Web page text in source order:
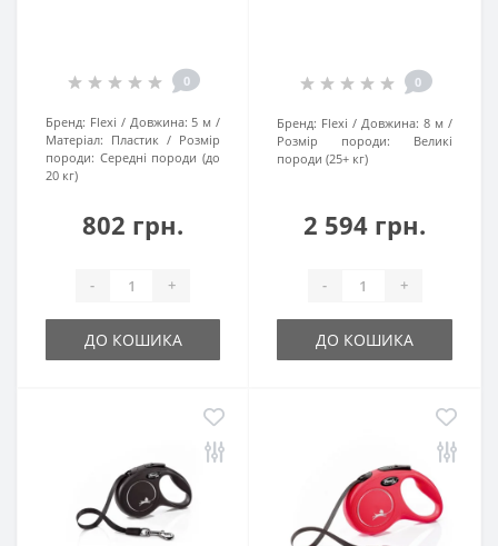
0
Бренд: Flexi Довжина: 5 м
Матеріал: Пластик
Розмір
породи: Середні породи (до
20 кг)
802 грн.
- +
ДО КОШИКА
0
Бренд: Flexi Довжина: 8 м
Розмір породи:
Великі
породи (25+ кг)
2 594 грн.
- +
ДО КОШИКА